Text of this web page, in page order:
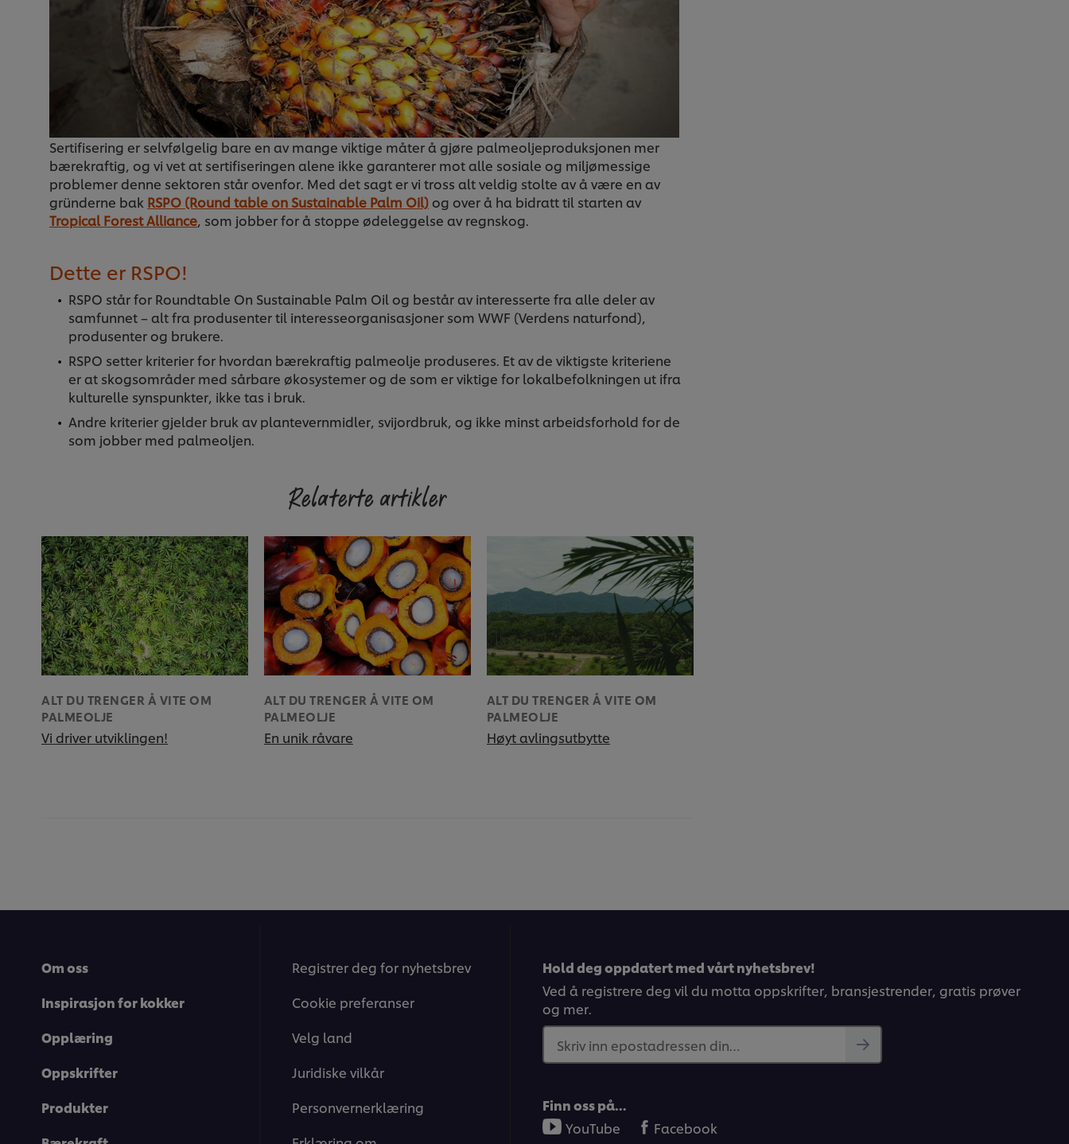
Sertifisering er selvfølgelig bare en av mange viktige måter å gjøre palmeoljeproduksjonen mer
bærekraftig, og vi vet at sertifiseringen alene ikke garanterer mot alle sosiale og miljømessige
problemer denne sektoren står ovenfor. Med det sagt er vi tross alt veldig stolte av å være en av
gründerne bak RSPO (Round table on Sustainable Palm Oil) og over å ha bidratt til starten av
Tropical Forest Alliance, som jobber for å stoppe ødeleggelse av regnskog.
Dette er RSPO!
RSPO står for Roundtable On Sustainable Palm Oil og består av interesserte fra alle deler av
samfunnet – alt fra produsenter til interesseorganisasjoner som WWF (Verdens naturfond),
produsenter og brukere.
RSPO setter kriterier for hvordan bærekraftig palmeolje produseres. Et av de viktigste kriteriene
er at skogsområder med sårbare økosystemer og de som er viktige for lokalbefolkningen ut ifra
kulturelle synspunkter, ikke tas i bruk.
Andre kriterier gjelder bruk av plantevernmidler, svijordbruk, og ikke minst arbeidsforhold for de
som jobber med palmeoljen.
Relaterte artikler
ALT DU TRENGER Å VITE OM
PALMEOLJE
Vi driver utviklingen!
ALT DU TRENGER Å VITE OM
PALMEOLJE
En unik råvare
ALT DU TRENGER Å VITE OM
PALMEOLJE
Høyt avlingsutbytte
Om oss
Inspirasjon for kokker
Opplæring
Oppskrifter
Produkter
Registrer deg for nyhetsbrev
Cookie preferanser
Velg land
Juridiske vilkår
Personvernerklæring
Hold deg oppdatert med vårt nyhetsbrev!
Ved å registrere deg vil du motta oppskrifter, bransjestrender, gratis prøver
og mer.
Skriv inn epostadressen din…
Finn oss på…
YouTube
Facebook